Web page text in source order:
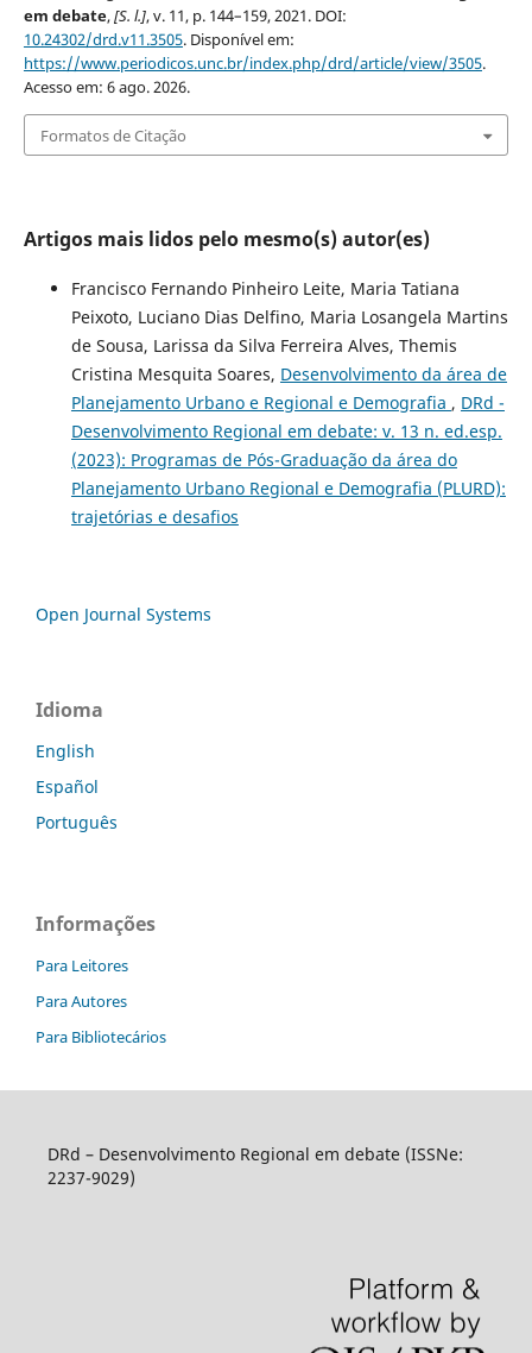
em debate,[S. l.], v. 11, p. 144–159, 2021. DOI:
10.24302/drd.v11.3505. Disponível em:
https://www.periodicos.unc.br/index.php/drd/article/view/3505.
Acesso em: 6 ago. 2026.
Formatos de Citação
Artigos mais lidos pelo mesmo(s) autor(es)
Francisco Fernando Pinheiro Leite, Maria Tatiana
Peixoto, Luciano Dias Delfino, Maria Losangela Martins
de Sousa, Larissa da Silva Ferreira Alves, Themis
Cristina Mesquita Soares, Desenvolvimento da área de
Planejamento Urbano e Regional e Demografia , DRd -
Desenvolvimento Regional em debate: v. 13 n. ed.esp.
(2023): Programas de Pós-Graduação da área do
Planejamento Urbano Regional e Demografia (PLURD):
trajetórias e desafios
Open Journal Systems
Idioma
English
Español
Português
Informações
Para Leitores
Para Autores
Para Bibliotecários
DRd – Desenvolvimento Regional em debate (ISSNe:
2237-9029)